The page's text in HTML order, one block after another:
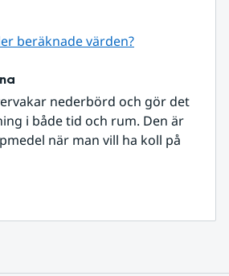
beräknade värden?
nederbörd och gör det
i både tid och rum. Den är
när man vill ha koll på